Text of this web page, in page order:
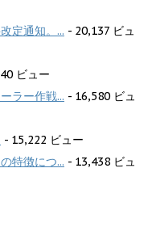
定通知。... - 20,137 ビュ
ビュー
ラー作戦... - 16,580 ビュ
- 15,222 ビュー
特徴につ... - 13,438 ビュ